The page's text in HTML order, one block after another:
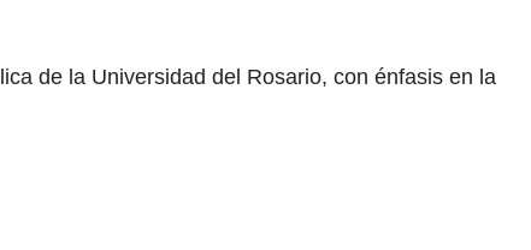
de la Universidad del Rosario, con énfasis en la